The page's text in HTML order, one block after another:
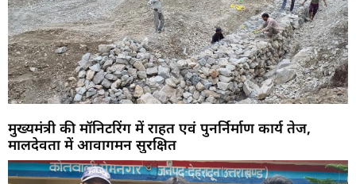
मुख्यमंत्री की मॉनिटरिंग में राहत एवं पुनर्निर्माण कार्य तेज,
मालदेवता में आवागमन सुरक्षित